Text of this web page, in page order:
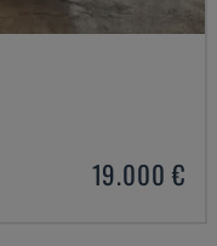
19.000 €